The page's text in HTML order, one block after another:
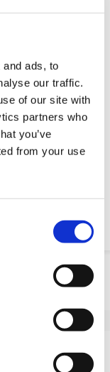
ads, to
our traffic.
of our site with
partners who
you’ve
from your use